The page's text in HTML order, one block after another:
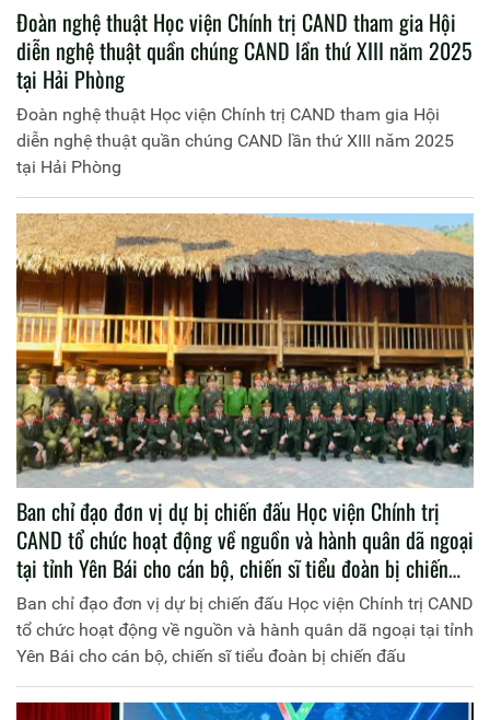
Đoàn nghệ thuật Học viện Chính trị CAND tham gia Hội
diễn nghệ thuật quần chúng CAND lần thứ XIII năm 2025
tại Hải Phòng
Đoàn nghệ thuật Học viện Chính trị CAND tham gia Hội
diễn nghệ thuật quần chúng CAND lần thứ XIII năm 2025
tại Hải Phòng
Ban chỉ đạo đơn vị dự bị chiến đấu Học viện Chính trị
CAND tổ chức hoạt động về nguồn và hành quân dã ngoại
tại tỉnh Yên Bái cho cán bộ, chiến sĩ tiểu đoàn bị chiến
đấu
Ban chỉ đạo đơn vị dự bị chiến đấu Học viện Chính trị CAND
tổ chức hoạt động về nguồn và hành quân dã ngoại tại tỉnh
Yên Bái cho cán bộ, chiến sĩ tiểu đoàn bị chiến đấu